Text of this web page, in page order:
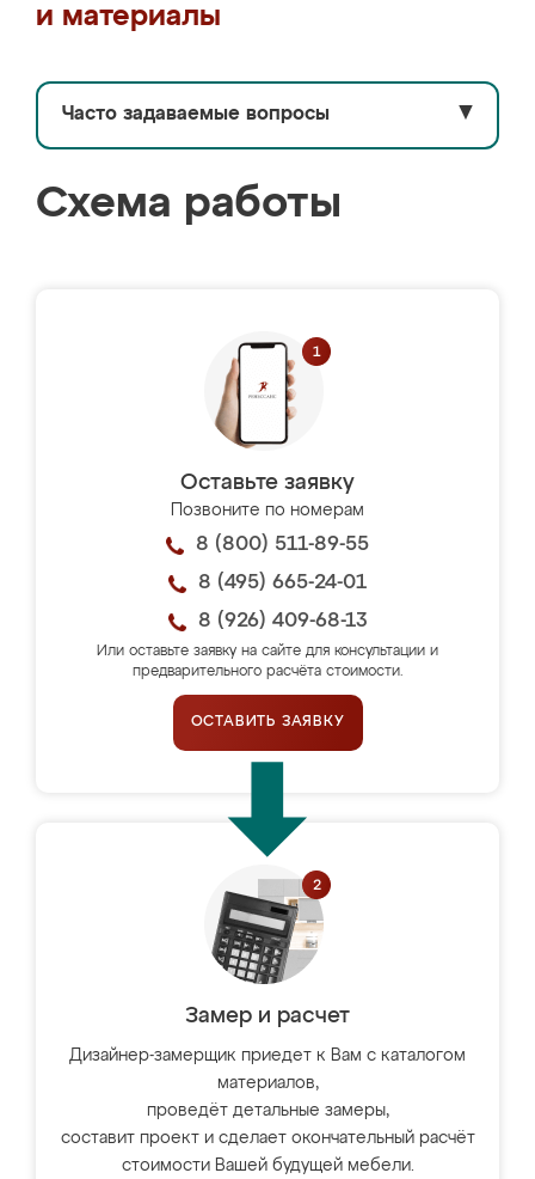
и материалы
Часто задаваемые вопросы ▼
Схема работы
Оставьте заявку
Позвоните по номерам
8 (800) 511-89-55
8 (495) 665-24-01
8 (926) 409-68-13
Или оставьте заявку на сайте для консультации и
предварительного расчёта стоимости.
ОСТАВИТЬ ЗАЯВКУ
Замер и расчет
Дизайнер-замерщик приедет к Вам с каталогом
материалов,
проведёт детальные замеры,
составит проект и сделает окончательный расчёт
стоимости Вашей будущей мебели.